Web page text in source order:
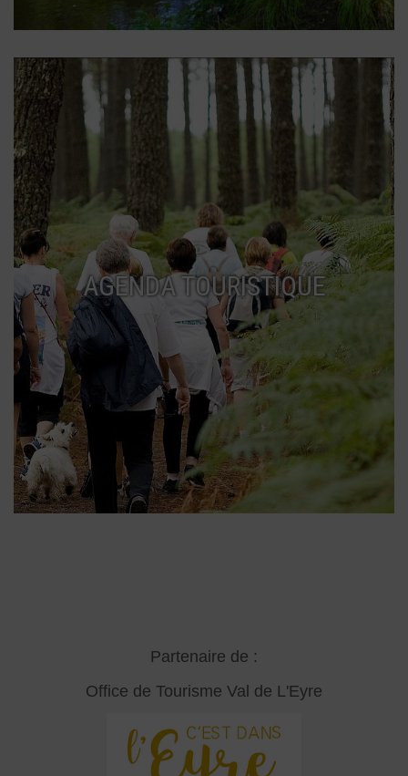
AGENDA TOURISTIQUE
Partenaire de :
Office de Tourisme Val de L'Eyre